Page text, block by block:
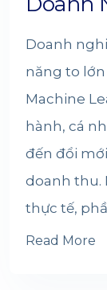
Doanh
năng to lớn
Machine
hành, cá
đến đổi
doanh thu.
thực tế,
Read More